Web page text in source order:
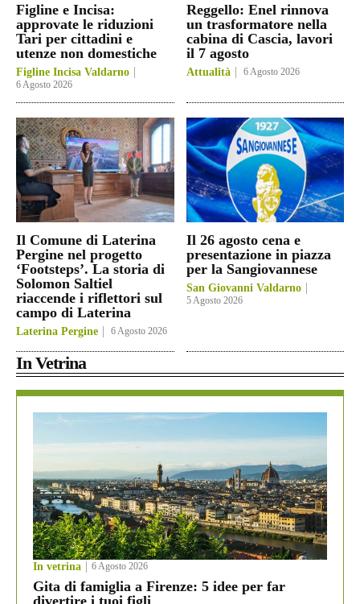
Figline e Incisa:
approvate le riduzioni
Tari per cittadini e
utenze non domestiche
Figline Incisa Valdarno
6 Agosto 2026
Reggello: Enel rinnova
un trasformatore nella
cabina di Cascia, lavori
il 7 agosto
Attualità 6 Agosto 2026
Il Comune di Laterina
Pergine nel progetto
‘Footsteps’. La storia di
Solomon Saltiel
riaccende i riflettori sul
campo di Laterina
Laterina Pergine 6 Agosto 2026
Il 26 agosto cena e
presentazione in piazza
per la Sangiovannese
San Giovanni Valdarno
5 Agosto 2026
In Vetrina
In vetrina 6 Agosto 2026
Gita di famiglia a Firenze: 5 idee per far
divertire i tuoi figli